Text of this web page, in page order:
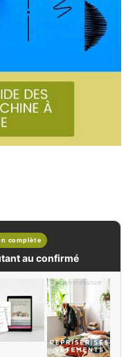
complète
au confirmé